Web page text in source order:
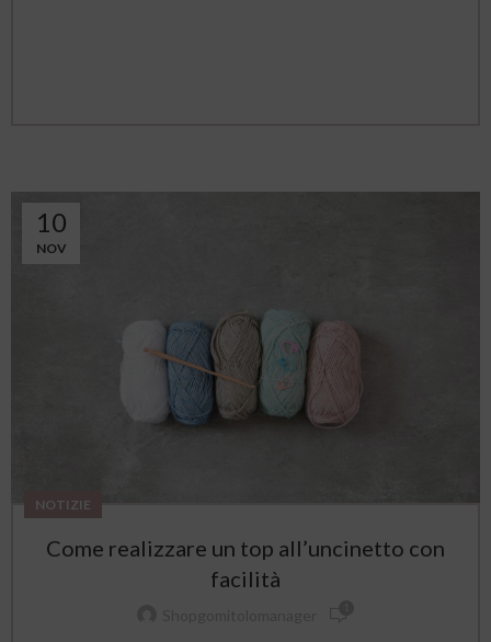
10
NOV
NOTIZIE
Come realizzare un top all’uncinetto con
facilità